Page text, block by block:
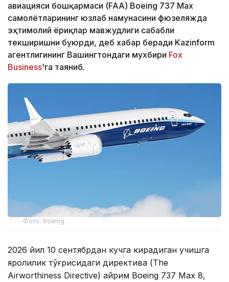
авиацияси бошқармаси (FAA) Boeing 737 Max
самолётларининг юзлаб намунасини фюзеляжда
эҳтимолий ёриқлар мавжудлиги сабабли
текширишни буюрди, деб хабар беради Kazinform
агентлигининг Вашингтондаги мухбири Fox
Business'га таяниб.
Фото: Boeing
2026 йил 10 сентябрдан кучга кирадиган учишга
яроқлилик тўғрисидаги директива (The
Airworthiness Directive) айрим Boeing 737 Max 8,